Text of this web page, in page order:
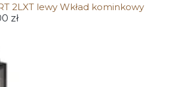
2LXT lewy Wkład kominkowy
zł